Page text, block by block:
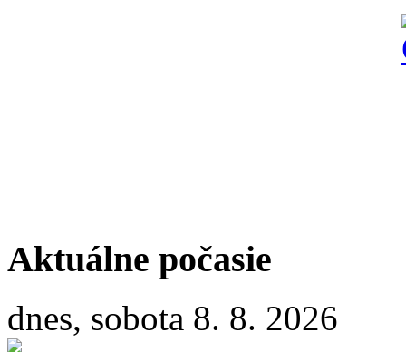
Aktuálne počasie
dnes, sobota 8. 8. 2026